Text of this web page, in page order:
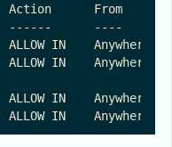
From
----
IN    Anywhere
IN    Anywhere
IN    Anywhere